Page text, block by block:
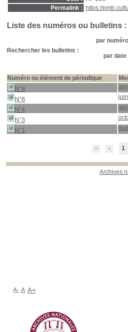
Permalink :
https://
Liste des numéros ou bulletins :
Rechercher les bulletins :
par
par date
Numéro ou élément de périodique
N°8
N°6
N°4
N°3
N°1
1
Archives
A- A A+